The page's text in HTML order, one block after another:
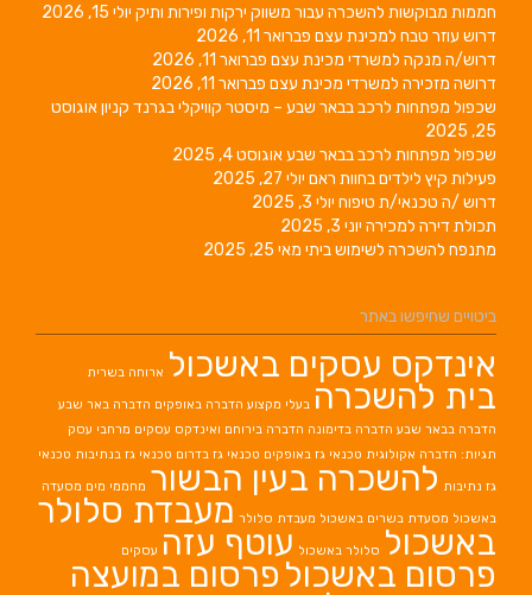
חממות מבוקשות להשכרה עבור משווק ירקות ופירות ותיק יולי 15, 2026
דרוש עוזר טבח למכינת עצם פברואר 11, 2026
דרוש/ה מנקה למשרדי מכינת עצם פברואר 11, 2026
דרושה מזכירה למשרדי מכינת עצם פברואר 11, 2026
שכפול מפתחות לרכב בבאר שבע – מיסטר קוויקלי בגרנד קניוןאוגוסט
25, 2025
שכפול מפתחות לרכב בבאר שבעאוגוסט 4, 2025
פעילות קיץ לילדים בחוות ראם יולי 27, 2025
דרוש /ה טכנאי/ת טיפוח יולי 3, 2025
תכולת דירה למכירה יוני 3, 2025
מתנפח להשכרה לשימוש ביתי מאי 25, 2025
ביטויים שחיפשו באתר
אינדקס עסקים באשכול ארוחה בשרית
בית להשכרה בעלי מקצוע הדברה באופקים הדברה באר שבע
הדברה בבאר שבע הדברה בדימונה הדברה בירוחם ואינדקס עסקים מרחבי עסק
תגיות: הדברה אקולוגית טכנאי גז באופקים טכנאי גז בדרום טכנאי גז בנתיבות טכנאי
גז נתיבות להשכרה בעין הבשור מחממי מים מסעדה
באשכול מסעדת בשרים באשכול מעבדת סלולר מעבדת סלולר
באשכול סלולר באשכול עוטף עזה עסקים
פרסום באשכול פרסום במועצה